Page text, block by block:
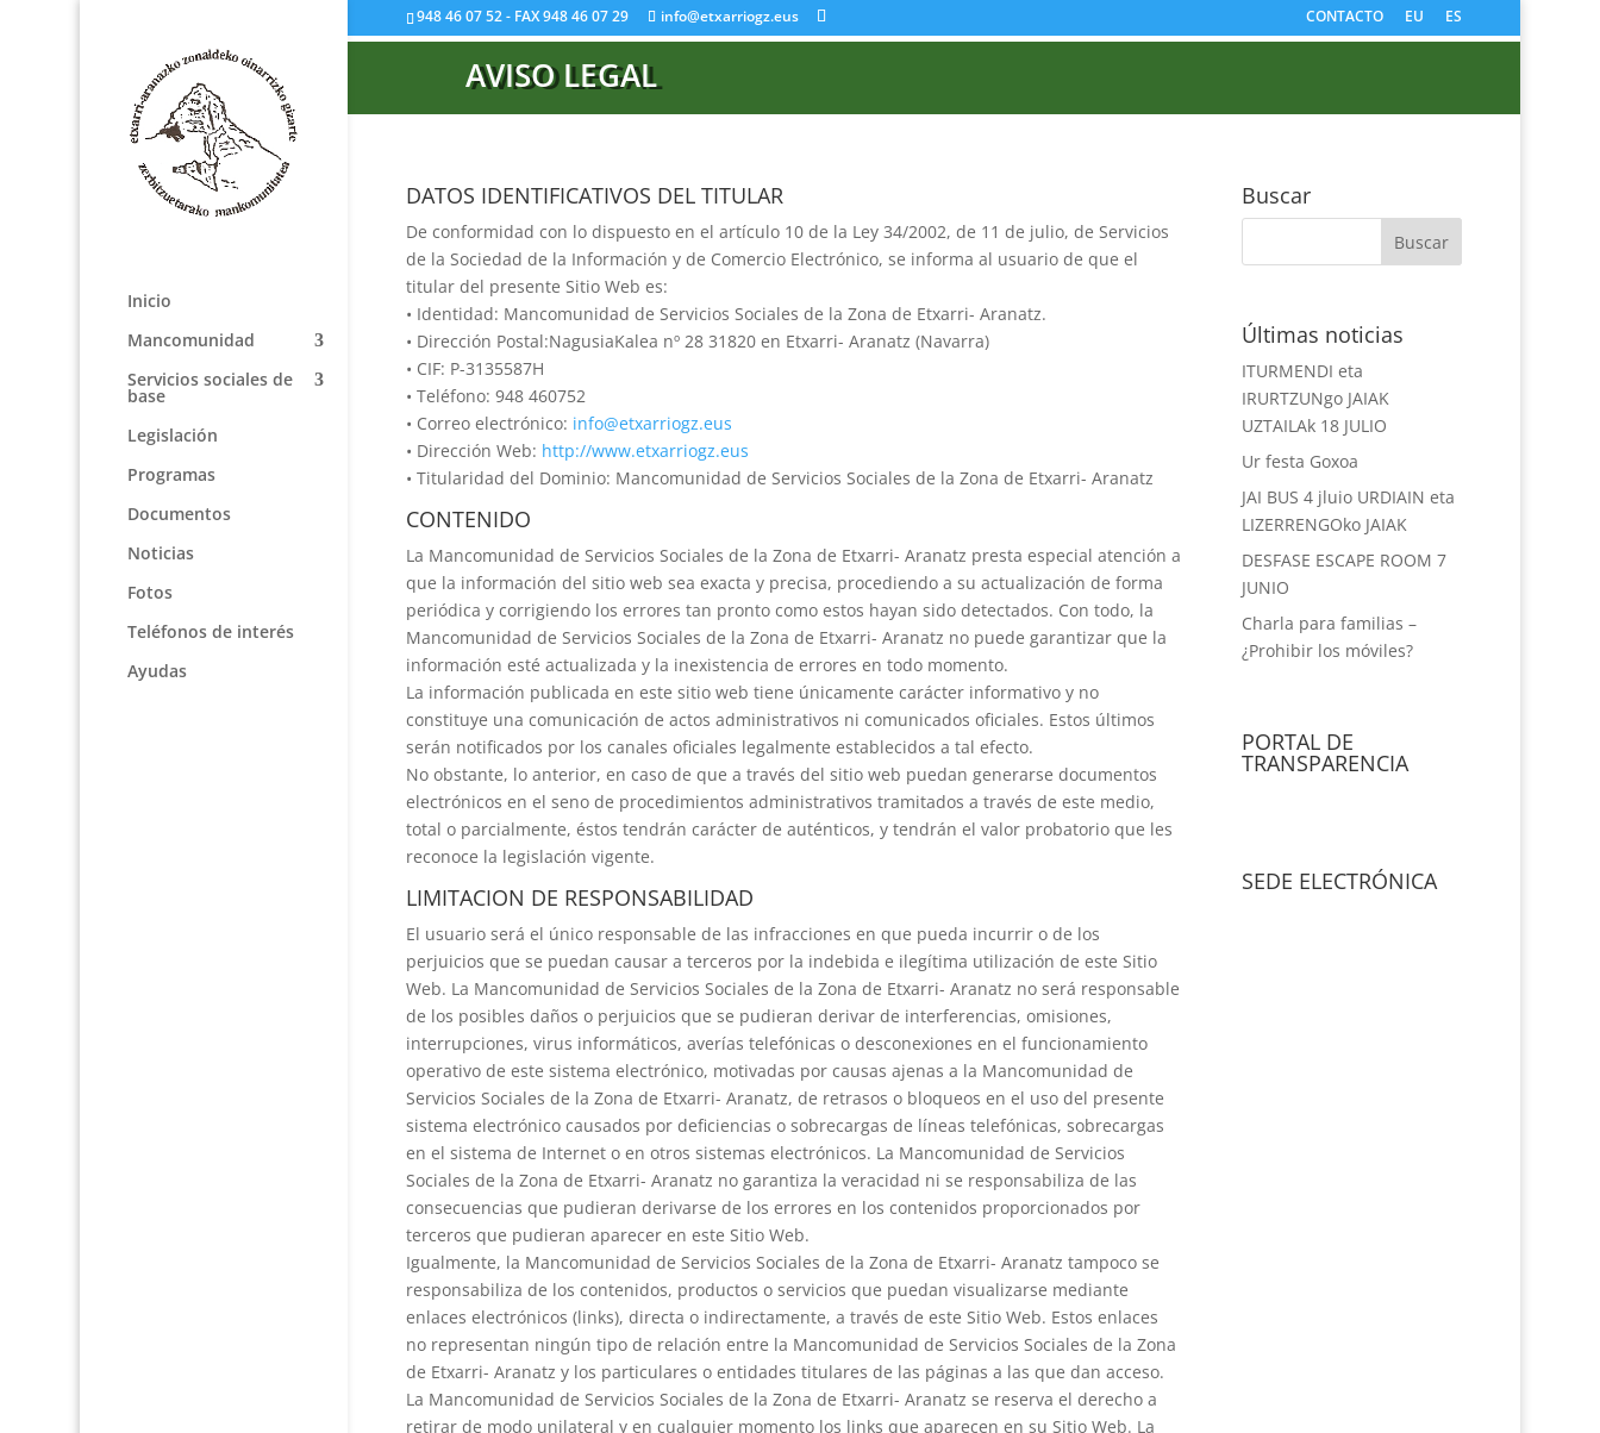
948 46 07 52 - FAX 948 46 07 29 info@etxarriogz.eus CONTACTO EU ES
Inicio
Mancomunidad
Servicios sociales de
base
Legislación
Programas
Documentos
Noticias
Fotos
Teléfonos de interés
Ayudas
AVISO LEGAL
DATOS IDENTIFICATIVOS DEL TITULAR
De conformidad con lo dispuesto en el artículo 10 de la Ley 34/2002, de 11 de julio, de Servicios
de la Sociedad de la Información y de Comercio Electrónico, se informa al usuario de que el
titular del presente Sitio Web es:
• Identidad: Mancomunidad de Servicios Sociales de la Zona de Etxarri- Aranatz.
• Dirección Postal:NagusiaKalea nº 28 31820 en Etxarri- Aranatz (Navarra)
• CIF: P-3135587H
• Teléfono: 948 460752
• Correo electrónico: info@etxarriogz.eus
• Dirección Web: http://www.etxarriogz.eus
• Titularidad del Dominio: Mancomunidad de Servicios Sociales de la Zona de Etxarri- Aranatz
CONTENIDO
La Mancomunidad de Servicios Sociales de la Zona de Etxarri- Aranatz presta especial atención a
que la información del sitio web sea exacta y precisa, procediendo a su actualización de forma
periódica y corrigiendo los errores tan pronto como estos hayan sido detectados. Con todo, la
Mancomunidad de Servicios Sociales de la Zona de Etxarri- Aranatz no puede garantizar que la
información esté actualizada y la inexistencia de errores en todo momento.
La información publicada en este sitio web tiene únicamente carácter informativo y no
constituye una comunicación de actos administrativos ni comunicados oficiales. Estos últimos
serán notificados por los canales oficiales legalmente establecidos a tal efecto.
No obstante, lo anterior, en caso de que a través del sitio web puedan generarse documentos
electrónicos en el seno de procedimientos administrativos tramitados a través de este medio,
total o parcialmente, éstos tendrán carácter de auténticos, y tendrán el valor probatorio que les
reconoce la legislación vigente.
LIMITACION DE RESPONSABILIDAD
El usuario será el único responsable de las infracciones en que pueda incurrir o de los
perjuicios que se puedan causar a terceros por la indebida e ilegítima utilización de este Sitio
Web. La Mancomunidad de Servicios Sociales de la Zona de Etxarri- Aranatz no será responsable
de los posibles daños o perjuicios que se pudieran derivar de interferencias, omisiones,
interrupciones, virus informáticos, averías telefónicas o desconexiones en el funcionamiento
operativo de este sistema electrónico, motivadas por causas ajenas a la Mancomunidad de
Servicios Sociales de la Zona de Etxarri- Aranatz, de retrasos o bloqueos en el uso del presente
sistema electrónico causados por deficiencias o sobrecargas de líneas telefónicas, sobrecargas
en el sistema de Internet o en otros sistemas electrónicos. La Mancomunidad de Servicios
Sociales de la Zona de Etxarri- Aranatz no garantiza la veracidad ni se responsabiliza de las
consecuencias que pudieran derivarse de los errores en los contenidos proporcionados por
terceros que pudieran aparecer en este Sitio Web.
Igualmente, la Mancomunidad de Servicios Sociales de la Zona de Etxarri- Aranatz tampoco se
responsabiliza de los contenidos, productos o servicios que puedan visualizarse mediante
enlaces electrónicos (links), directa o indirectamente, a través de este Sitio Web. Estos enlaces
no representan ningún tipo de relación entre la Mancomunidad de Servicios Sociales de la Zona
de Etxarri- Aranatz y los particulares o entidades titulares de las páginas a las que dan acceso.
La Mancomunidad de Servicios Sociales de la Zona de Etxarri- Aranatz se reserva el derecho a
retirar de modo unilateral y en cualquier momento los links que aparecen en su Sitio Web. La
Buscar
Últimas noticias
ITURMENDI eta
IRURTZUNgo JAIAK
UZTAILAk 18 JULIO
Ur festa Goxoa
JAI BUS 4 jluio URDIAIN eta
LIZERRENGOko JAIAK
DESFASE ESCAPE ROOM 7
JUNIO
Charla para familias –
¿Prohibir los móviles?
PORTAL DE
TRANSPARENCIA
SEDE ELECTRÓNICA